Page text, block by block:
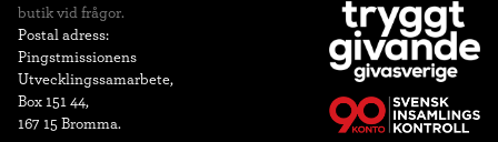
butik vid frågor.
Postal adress:
Pingstmissionens
Utvecklingssamarbete,
Box 151 44,
167 15 Bromma.